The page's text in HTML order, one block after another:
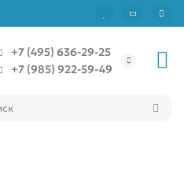
+7 (495) 636-29-25
+7 (985) 922-59-49